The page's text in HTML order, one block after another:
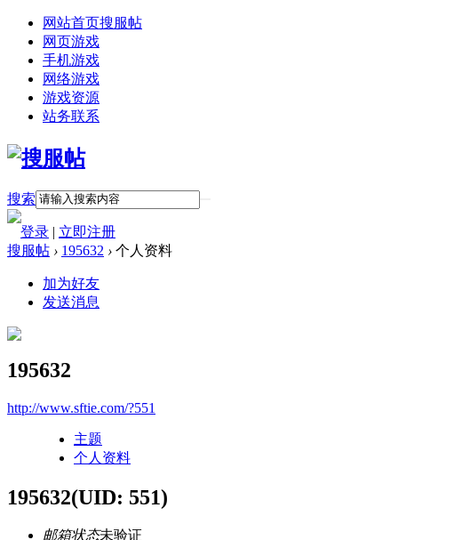
网站首页搜服帖
网页游戏
手机游戏
网络游戏
游戏资源
站务联系
搜索
登录 | 立即注册
搜服帖 › 195632 › 个人资料
加为好友
发送消息
195632
http://www.sftie.com/?551
主题
个人资料
195632(UID: 551)
邮箱状态未验证